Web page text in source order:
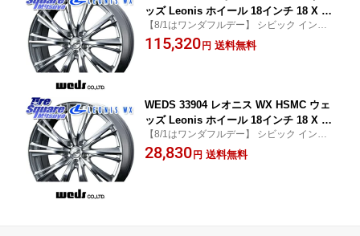
ッズ Leonis ホイール 18インチ 18 X 8.
0J +42 5穴 114.3 ホイールのみ 4本価格
GRヤリスRSノーマルキャリパー 50系R
スアル
【8/1はワンダフルデー】 シビック インプ
レッサ WRX IS レクサス RX GRヤリス RS
ノーマルキャリパー bZ4X RAV4 60系 アル
115,320円 送料無料
WEDS 33904 レオニス WX HSMC ウェ
ッズ Leonis ホイール 18インチ 18 X 8.
0J +42 5穴 114.3 ホイールのみ 1本価格
GRヤリスRSノーマルキャリパー 50系R
【8/1はワンダフルデー】 シビック インプ
レッサ WRX IS レクサス RX GRヤリス RS
ノーマルキャリパー bZ4X RAV4 60系 アル
28,830円 送料無料